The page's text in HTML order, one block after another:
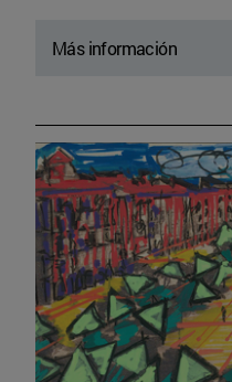
Más información